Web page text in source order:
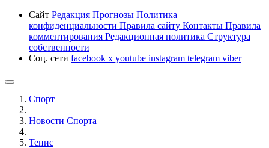
Сайт Редакция Прогнозы Политика
конфиденциальности Правила сайту Контакты Правила
комментирования Редакционная политика Структура
собственности
Соц. сети facebook x youtube instagram telegram viber
Спорт
Новости Cпорта
Тенис